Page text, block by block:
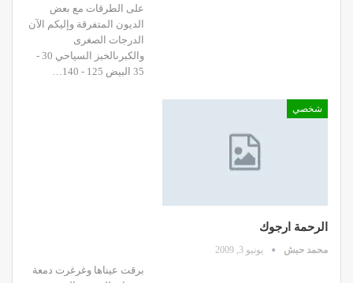
على الطرقات مع بعض
الديون المتفرقة وإليكم الآن
الدرجات الصغرى
والكبرىالخبز السياحي 30 -
35 البيض 125 - 140…
شخصي
الرحمة ارجوك
محمد حبش يونيو 3, 2009
برقت عيناها وغرغرت دمعة